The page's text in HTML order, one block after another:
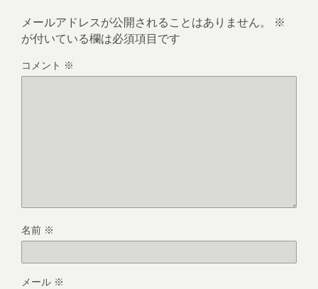
メールアドレスが公開されることはありません。
※
が付いている欄は必須項目です
コメント ※
名前 ※
メール ※